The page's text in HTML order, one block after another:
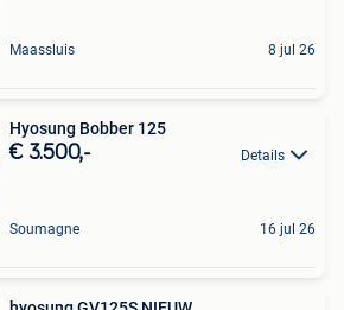
Maassluis 8 jul 26
Hyosung Bobber 125
€ 3.500,- Details
Soumagne 16 jul 26